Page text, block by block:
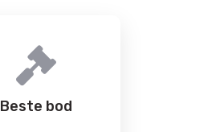
Beste bod